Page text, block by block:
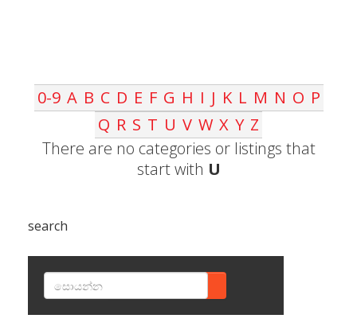
0-9 A B C D E F G H I J K L M N O P
Q R S T U V W X Y Z
There are no categories or listings that
start with U
search